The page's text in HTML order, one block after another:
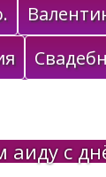
аиду с